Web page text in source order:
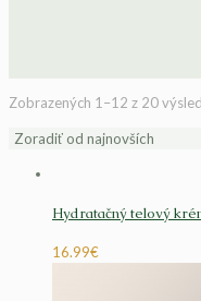
Zobrazených 1–12 z 20
Hydratačný telový
16.99€